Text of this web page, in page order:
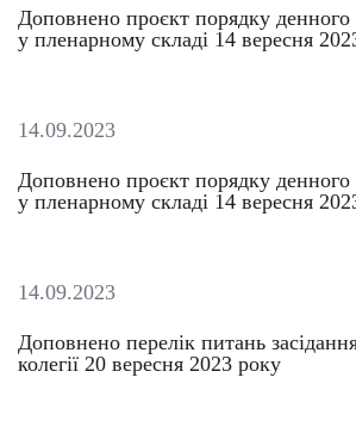
Доповнено проєкт порядку денного
у пленарному складі 14 вересня
14.09.2023
Доповнено проєкт порядку денного
у пленарному складі 14 вересня
14.09.2023
Доповнено перелік питань
колегії 20 вересня 2023 року